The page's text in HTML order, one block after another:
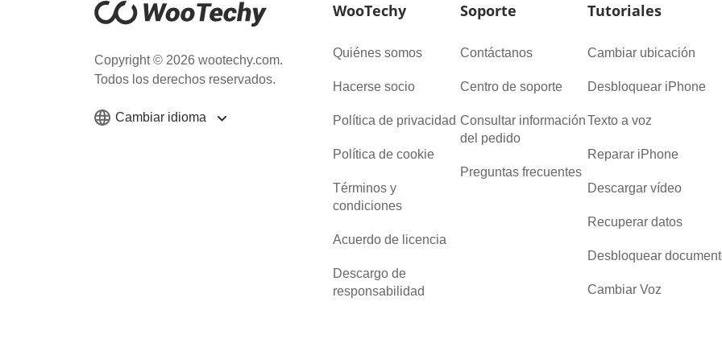
Copyright © 2026 wootechy.com.
Todos los derechos reservados.
Cambiar idioma
WooTechy
Quiénes somos
Hacerse socio
Política de privacidad
Política de cookie
Términos y
condiciones
Acuerdo de licencia
Descargo de
responsabilidad
Soporte
Contáctanos
Centro de soporte
Consultar información
del pedido
Preguntas frecuentes
Tutoriales
Cambiar ubicación
Desbloquear iPhone
Texto a voz
Reparar iPhone
Descargar vídeo
Recuperar datos
Desbloquear
Cambiar Voz